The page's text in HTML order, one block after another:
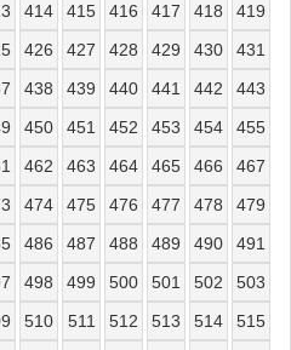
414 415 416 417 418
419
426 427 428 429 430
431
438 439 440 441 442
443
450 451 452 453 454
455
462 463 464 465 466
467
474 475 476 477 478
479
486 487 488 489 490
491
498 499 500 501 502
503
510 511 512 513 514
515